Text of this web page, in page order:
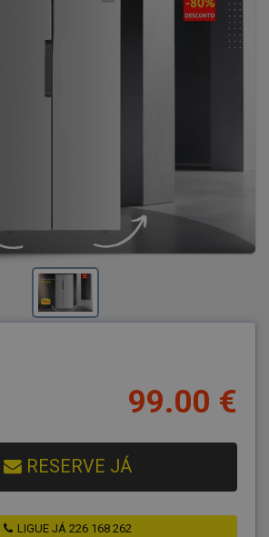
99.00 €
RESERVE JÁ
LIGUE JÁ 226 168 262